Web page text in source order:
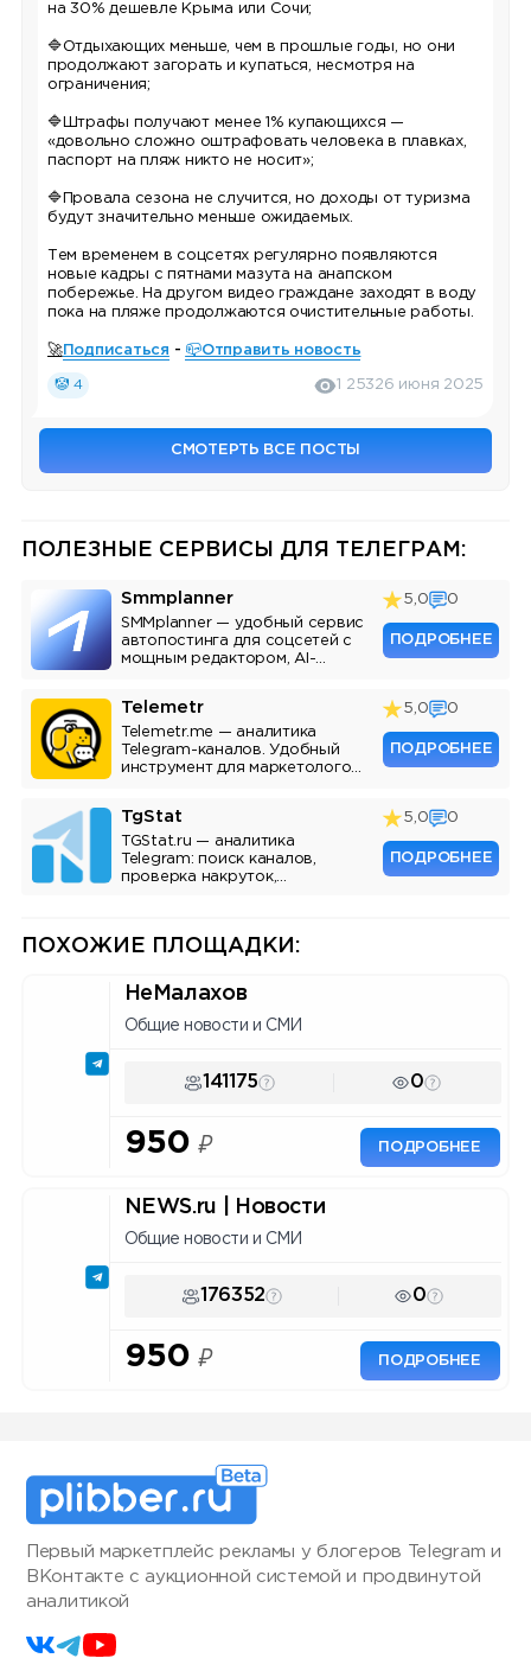
на 30% дешевле Крыма или Сочи;
🔷Отдыхающих меньше, чем в прошлые годы, но они
продолжают загорать и купаться, несмотря на
ограничения;
🔷Штрафы получают менее 1% купающихся —
«довольно сложно оштрафовать человека в плавках,
паспорт на пляж никто не носит»;
🔷Провала сезона не случится, но доходы от туризма
будут значительно меньше ожидаемых.
Тем временем в соцсетях регулярно появляются
новые кадры с пятнами мазута на анапском
побережье. На другом видео граждане заходят в воду
пока на пляже продолжаются очистительные работы.
🚀Подписаться - 📪Отправить новость
🤡 4 1 25326 июня 2025
СМОТЕРТЬ ВСЕ ПОСТЫ
ПОЛЕЗНЫЕ СЕРВИСЫ ДЛЯ ТЕЛЕГРАМ:
Smmplanner
SMMplanner — удобный сервис
автопостинга для соцсетей с
мощным редактором, AI-
5,0 0
ПОДРОБНЕЕ
Telemetr
Telemetr.me — аналитика
Telegram-каналов. Удобный
инструмент для маркетологов,
5,0 0
ПОДРОБНЕЕ
TgStat
TGStat.ru — аналитика
Telegram: поиск каналов,
проверка накруток,
5,0 0
ПОДРОБНЕЕ
ПОХОЖИЕ ПЛОЩАДКИ:
НеМалахов
Общие новости и СМИ
141175 0
950 ₽ ПОДРОБНЕЕ
NEWS.ru | Новости
Общие новости и СМИ
176352 0
950 ₽ ПОДРОБНЕЕ
Первый маркетплейс рекламы у блогеров Telegram и
ВКонтакте с аукционной системой и продвинутой
аналитикой